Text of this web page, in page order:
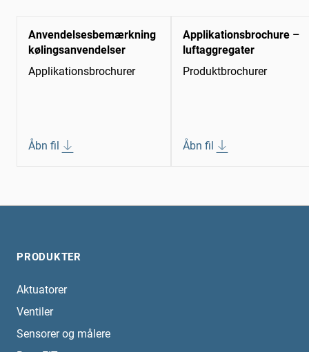
Anvendelsesbemærkning
kølingsanvendelser
Applikationsbrochurer
Åbn fil
Applikationsbrochure –
luftaggregater
Produktbrochurer
Åbn fil
PRODUKTER
Aktuatorer
Ventiler
Sensorer og målere